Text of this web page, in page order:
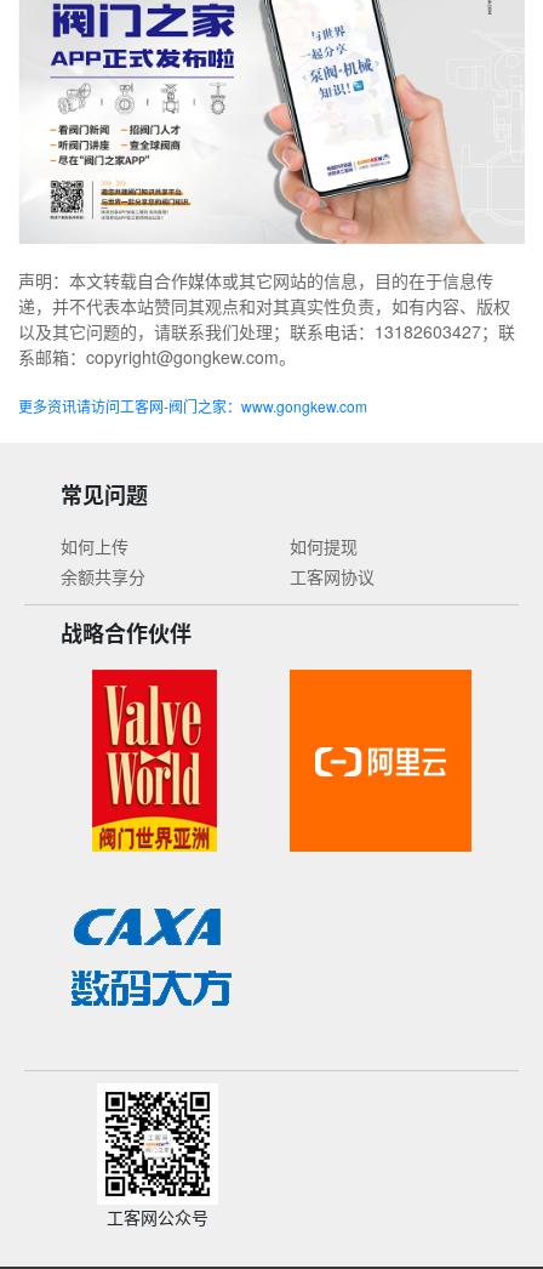
声明：本文转载自合作媒体或其它网站的信息，目的在于信息传
递，并不代表本站赞同其观点和对其真实性负责，如有内容、版权
以及其它问题的，请联系我们处理；联系电话：13182603427；联
系邮箱：copyright@gongkew.com。
更多资讯请访问工客网-阀门之家：www.gongkew.com
常见问题
如何上传
如何提现
余额共享分
工客网协议
战略合作伙伴
工客网公众号